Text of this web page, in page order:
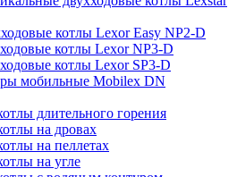
котлы Lexor Easy NP2-D
котлы Lexor NP3-D
котлы Lexor SP3-D
мобильные Mobilex DN
длительного горения
на дровах
на пеллетах
на угле